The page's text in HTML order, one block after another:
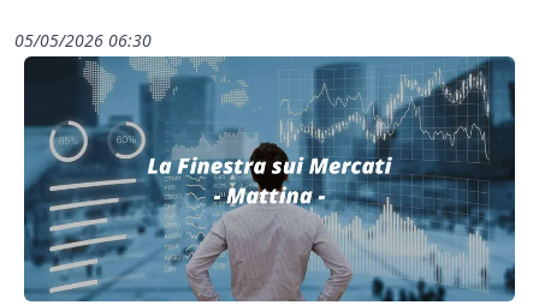
05/05/2026 06:30